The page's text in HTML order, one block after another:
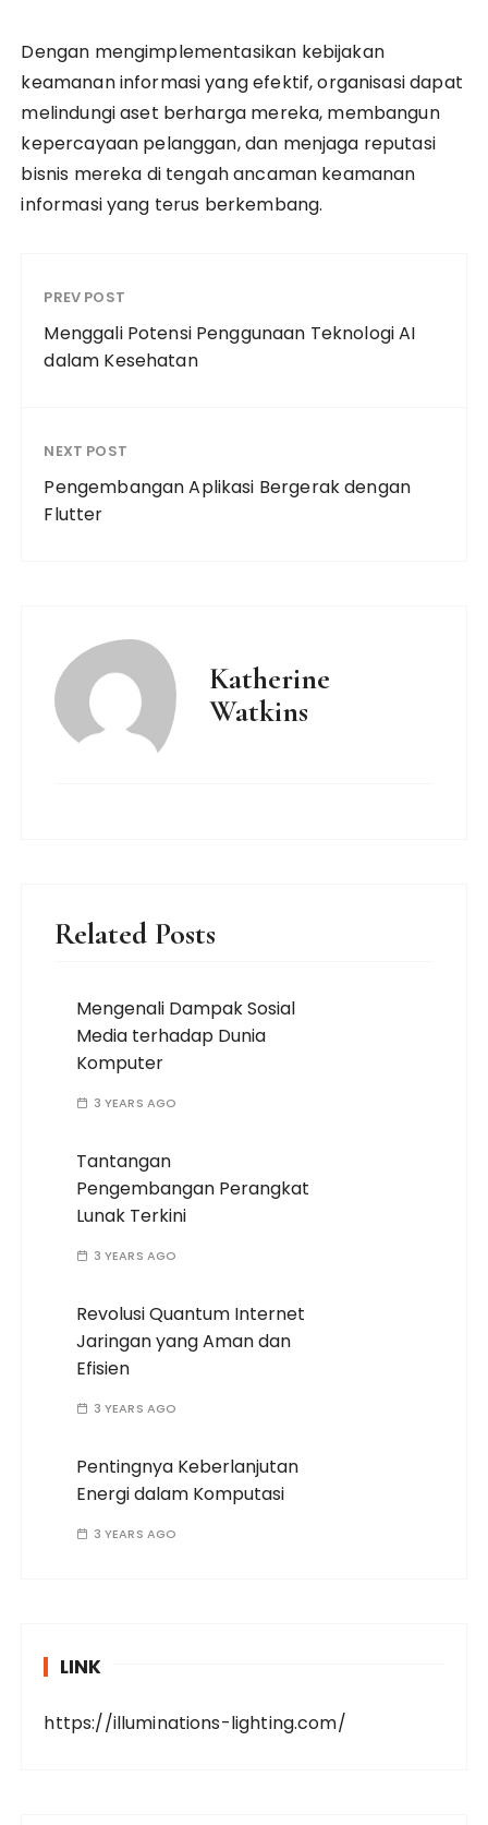
Dengan mengimplementasikan kebijakan
keamanan informasi yang efektif, organisasi dapat
melindungi aset berharga mereka, membangun
kepercayaan pelanggan, dan menjaga reputasi
bisnis mereka di tengah ancaman keamanan
informasi yang terus berkembang.
PREV POST
Menggali Potensi Penggunaan Teknologi AI
dalam Kesehatan
NEXT POST
Pengembangan Aplikasi Bergerak dengan
Flutter
Katherine
Watkins
Related Posts
Mengenali Dampak Sosial
Media terhadap Dunia
Komputer
3 YEARS AGO
Tantangan
Pengembangan Perangkat
Lunak Terkini
3 YEARS AGO
Revolusi Quantum Internet
Jaringan yang Aman dan
Efisien
3 YEARS AGO
Pentingnya Keberlanjutan
Energi dalam Komputasi
3 YEARS AGO
LINK
https://illuminations-lighting.com/